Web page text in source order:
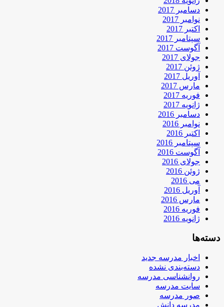
دسامبر 2017
نوامبر 2017
اکتبر 2017
سپتامبر 2017
آگوست 2017
جولای 2017
ژوئن 2017
آوریل 2017
مارس 2017
فوریه 2017
ژانویه 2017
دسامبر 2016
نوامبر 2016
اکتبر 2016
سپتامبر 2016
آگوست 2016
جولای 2016
ژوئن 2016
می 2016
آوریل 2016
مارس 2016
فوریه 2016
ژانویه 2016
دسته‌ها
اخبار مدرسه جدید
دسته‌بندی نشده
روانشناسی مدرسه
سایت مدرسه
صور مدرسه
مدرسه دانش